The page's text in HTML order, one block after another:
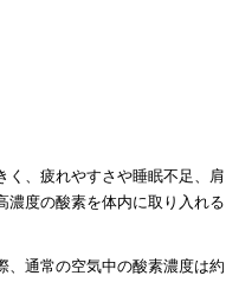
く、疲れやすさや睡眠不足、
濃度の酸素を体内に取り入れ
、通常の空気中の酸素濃度は